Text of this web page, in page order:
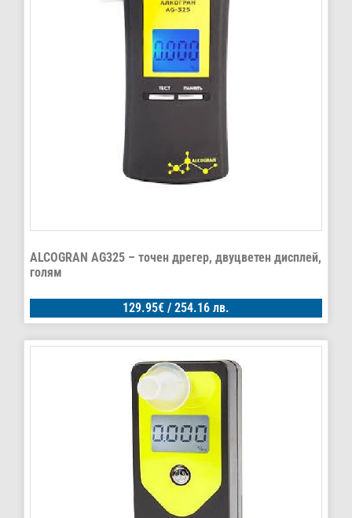
ALCOGRAN AG325 – точен дрегер, двуцветен дисплей,
голям
129.95€ / 254.16 лв.